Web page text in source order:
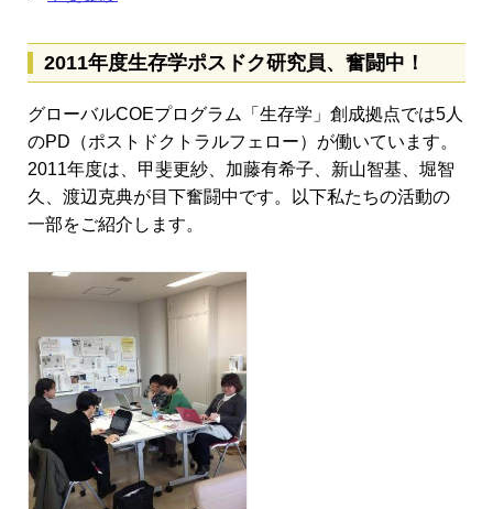
2011年度生存学ポスドク研究員、奮闘中！
グローバルCOEプログラム「生存学」創成拠点では5人
のPD（ポストドクトラルフェロー）が働いています。
2011年度は、甲斐更紗、加藤有希子、新山智基、堀智
久、渡辺克典が目下奮闘中です。以下私たちの活動の
一部をご紹介します。